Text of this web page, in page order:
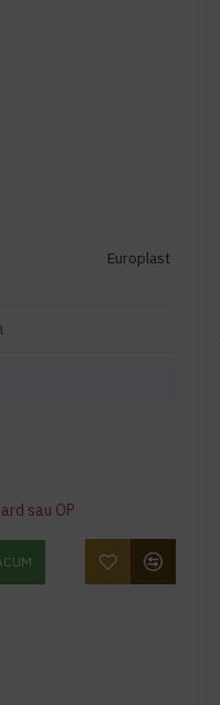
Europlast
sau OP